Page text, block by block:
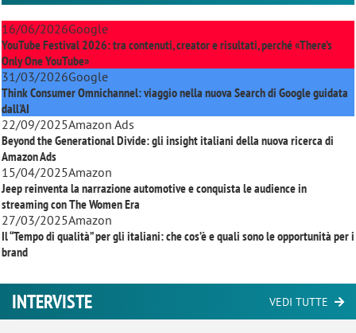
16/06/2026Google
YouTube Festival 2026: tra contenuti, creator e risultati, perché «There’s
Only One YouTube»
31/03/2026Google
Think Consumer Omnichannel: viaggio nella nuova Search di Google guidata
dall'AI
22/09/2025Amazon Ads
Beyond the Generational Divide: gli insight italiani della nuova ricerca di
Amazon Ads
15/04/2025Amazon
Jeep reinventa la narrazione automotive e conquista le audience in
streaming conThe Women Era
27/03/2025Amazon
Il “Tempo di qualità” per gli italiani: che cos’è e quali sono le opportunità per i
brand
INTERVISTE VEDI TUTTE